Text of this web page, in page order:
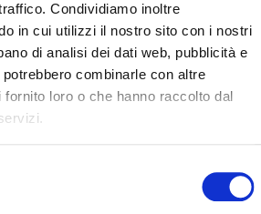
Condividiamo inoltre
in cui utilizzi il nostro sito con i nostri
di analisi dei dati web, pubblicità e
combinarle con altre
fornito loro o che hanno raccolto dal